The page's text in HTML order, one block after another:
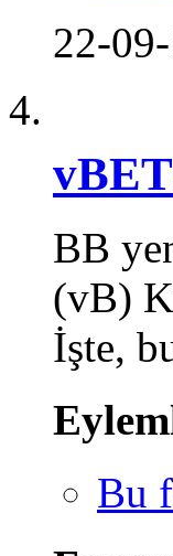
22-
BB
(vB)
İşte,
Bu